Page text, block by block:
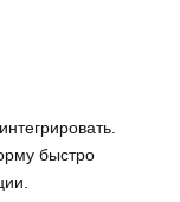
быстро